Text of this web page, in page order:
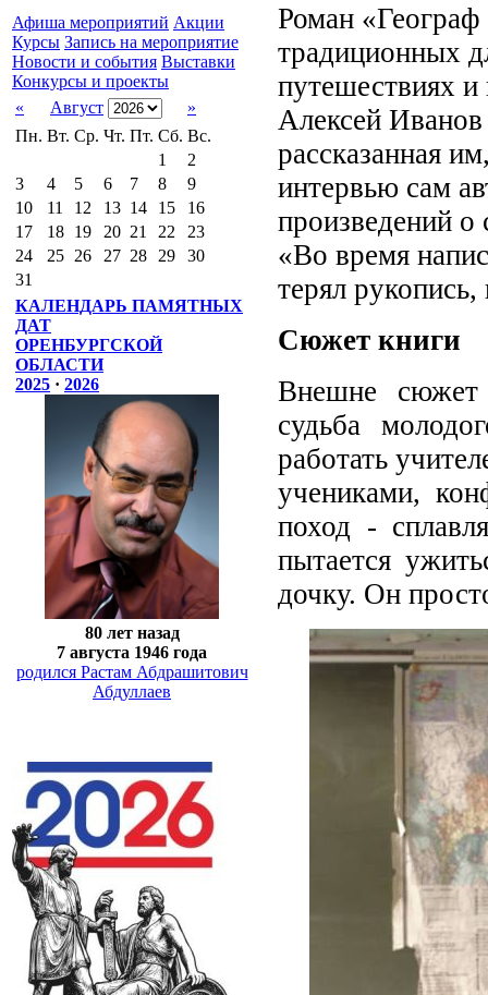
Афиша мероприятий Акции
Курсы Запись на мероприятие
Новости и события Выставки
Конкурсы и проекты
«
Август
»
Пн. Вт. Ср. Чт. Пт. Сб. Вс.
1
2
3
4 5 6 7 8
9
10
11 12 13 14 15
16
17
18 19 20 21 22
23
24
25 26 27 28 29
30
31
КАЛЕНДАРЬ ПАМЯТНЫХ
ДАТ
ОРЕНБУРГСКОЙ
ОБЛАСТИ
2025 · 2026
80 лет назад
7 августа 1946 года
родился Растам Абдрашитович
Абдуллаев
Роман «Географ
традиционных
путешествиях и
Алексей
рассказанная
интервью сам
произведений
«Во время
терял
Сюжет книги
Внешне сюжет
судьба
работать
учениками,
поход -
пытается
дочку. Он